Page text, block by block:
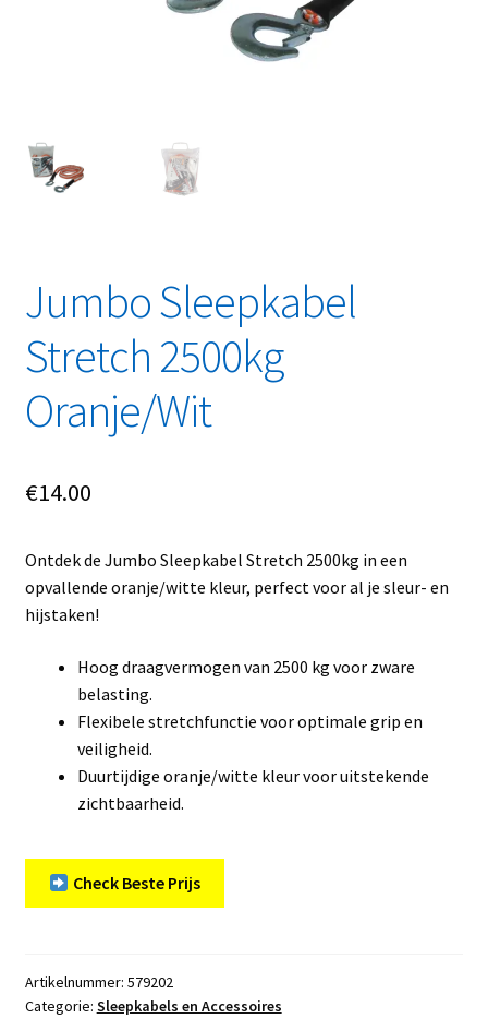
Privacybeleid
Videos
Winkelwagen
Jumbo Sleepkabel
Stretch 2500kg
Oranje/Wit
€14.00
Ontdek de Jumbo Sleepkabel Stretch 2500kg in een
opvallende oranje/witte kleur, perfect voor al je sleur- en
hijstaken!
Hoog draagvermogen van 2500 kg voor zware
belasting.
Flexibele stretchfunctie voor optimale grip en
veiligheid.
Duurtijdige oranje/witte kleur voor uitstekende
zichtbaarheid.
Check Beste Prijs
Artikelnummer: 579202
Categorie: Sleepkabels en Accessoires